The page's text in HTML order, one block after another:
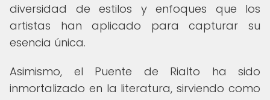
diversidad de estilos y enfoques que los
artistas han aplicado para capturar su
esencia única.
Asimismo, el Puente de Rialto ha sido
inmortalizado en la literatura, sirviendo como